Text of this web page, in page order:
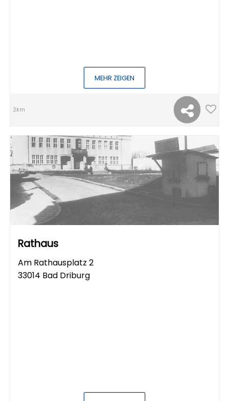
MEHR ZEIGEN
2km
Rathaus
Am Rathausplatz 2
33014 Bad Driburg